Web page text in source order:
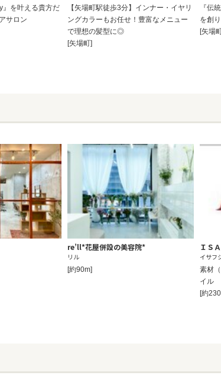
』を叶える貴方だ
サロン
【矢場町駅徒歩3分】インナー・イヤリ
ングカラーもお任せ！豊富なメニュー
で理想の髪型に◎
[矢場町]
『伝
を創
[矢場
re’ll*花屋併設の美容院*
リル
[約90m]
ＩＳ
イサフ
素材
イル
[約